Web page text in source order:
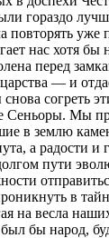
гораздо
повторять уже
нас хотя бы
перед
— и
согреть
Сеньоры. Мы
в землю
а радости и
пути
в
на весла
бы народ,